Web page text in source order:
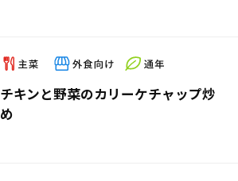
チキンと野菜のカリーケチャップ炒
め